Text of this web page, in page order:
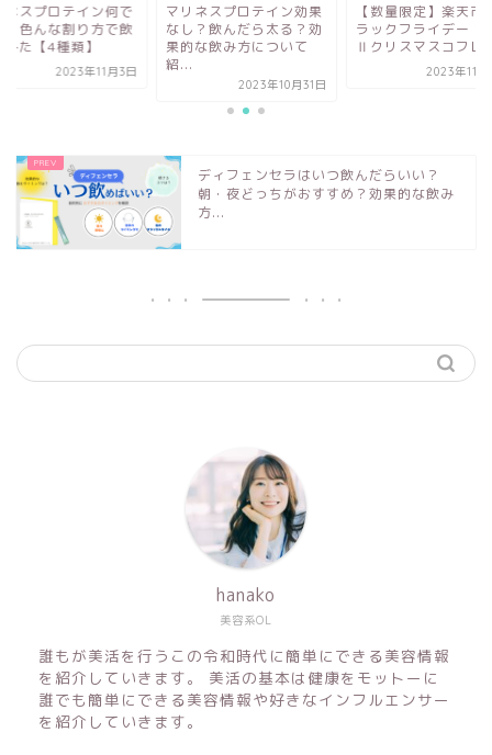
ネスプロテイン効果
？飲んだら太る？効
飲み方について
【数量限定】楽天市場ブ
ラックフライデー！SK-
Ⅱクリスマスコフレ2...
マリネスプロテイン
割る？色んな割り方
んでみた【4種類】
2023年11
ディフェンセラはいつ飲んだらいい？
朝・夜どっちがおすすめ？効果的な飲み
方...
美容系OL
hanako
誰もが美活を行うこの令和時代に簡単にできる美容情報
を紹介していきます。 美活の基本は健康をモットーに
誰でも簡単にできる美容情報や好きなインフルエンサー
を紹介していきます。